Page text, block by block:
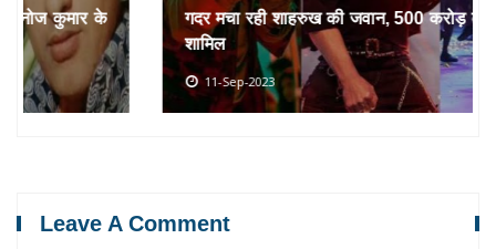
गदर मचा रही शाहरुख की जवान, 500 करोड़ के क्लब में हुई
शामिल
11-Sep-2023
Leave A Comment